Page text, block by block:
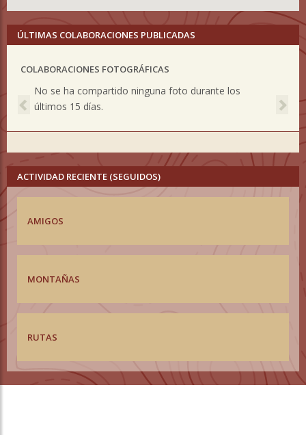
ÚLTIMAS COLABORACIONES PUBLICADAS
COLABORACIONES FOTOGRÁFICAS
No se ha compartido ninguna foto durante los
últimos 15 días.
Previous
ACTIVIDAD RECIENTE (SEGUIDOS)
AMIGOS
MONTAÑAS
RUTAS